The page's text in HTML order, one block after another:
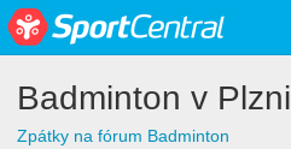
Badminton v Plzni
Zpátky na fórum Badminton